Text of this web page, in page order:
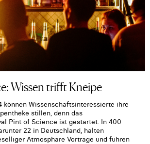
Wissen trifft Kneipe
können Wissenschaftsinteressierte ihre
stillen, denn das
Pint of Science ist gestartet. In 400
22 in Deutschland, halten
Atmosphäre Vorträge und führen